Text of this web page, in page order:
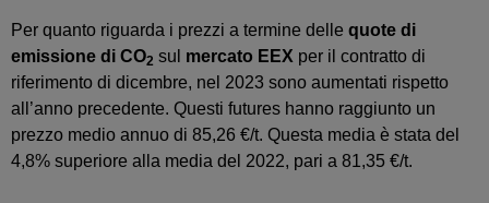
Per quanto riguarda i prezzi a termine delle quote di
emissione di CO2 sul mercato EEX per il contratto di
riferimento di dicembre, nel 2023 sono aumentati rispetto
all’anno precedente. Questi futures hanno raggiunto un
prezzo medio annuo di 85,26 €/t. Questa media è stata del
4,8% superiore alla media del 2022, pari a 81,35 €/t.